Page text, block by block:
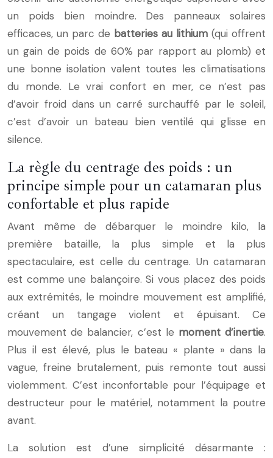
un poids bien moindre. Des panneaux solaires
efficaces, un parc de batteries au lithium (qui offrent
un gain de poids de 60% par rapport au plomb) et
une bonne isolation valent toutes les climatisations
du monde. Le vrai confort en mer, ce n’est pas
d’avoir froid dans un carré surchauffé par le soleil,
c’est d’avoir un bateau bien ventilé qui glisse en
silence.
La règle du centrage des poids : un
principe simple pour un catamaran plus
confortable et plus rapide
Avant même de débarquer le moindre kilo, la
première bataille, la plus simple et la plus
spectaculaire, est celle du centrage. Un catamaran
est comme une balançoire. Si vous placez des poids
aux extrémités, le moindre mouvement est amplifié,
créant un tangage violent et épuisant. Ce
mouvement de balancier, c’est le moment d’inertie.
Plus il est élevé, plus le bateau « plante » dans la
vague, freine brutalement, puis remonte tout aussi
violemment. C’est inconfortable pour l’équipage et
destructeur pour le matériel, notamment la poutre
avant.
La solution est d’une simplicité désarmante :